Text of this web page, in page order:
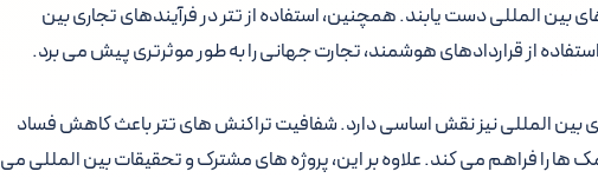
بین المللی دست یابند. همچنین، استفاده از تتر در فرآیندهای تجاری بین
از قراردادهای هوشمند، تجارت جهانی را به طور موثرتری پیش می برد.
بین المللی نیز نقش اساسی دارد. شفافیت تراکنش های تتر باعث کاهش فساد
ها را فراهم می کند. علاوه بر این، پروژه های مشترک و تحقیقات بین المللی می